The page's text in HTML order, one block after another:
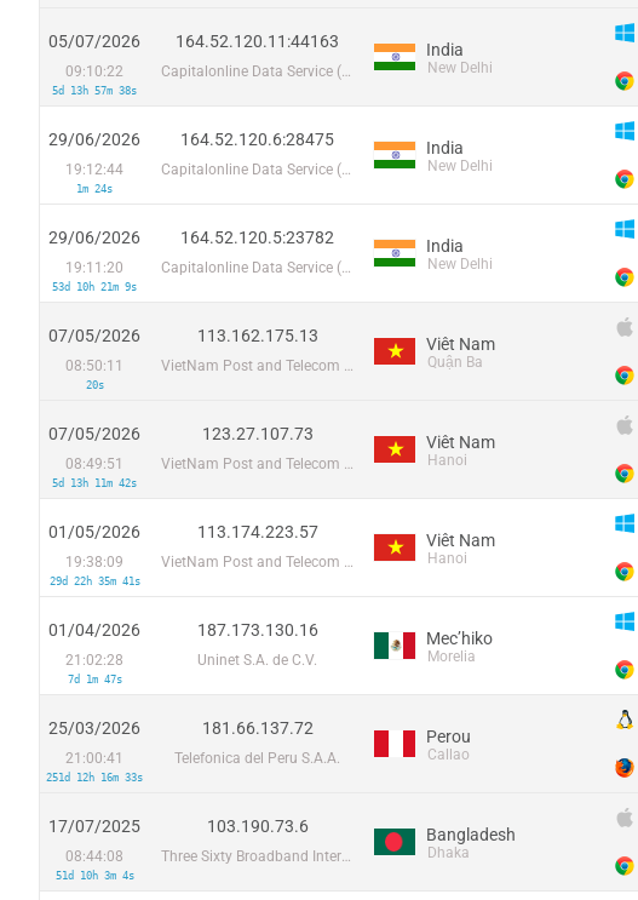
05/07/2026
09:10:22
5d 13h 57m 38s
164.52.120.11:44163
Capitalonline Data Service (HK) Co
India
New Delhi
29/06/2026
19:12:44
1m 24s
164.52.120.6:28475
Capitalonline Data Service (HK) Co
India
New Delhi
29/06/2026
19:11:20
53d 10h 21m 9s
164.52.120.5:23782
Capitalonline Data Service (HK) Co
India
New Delhi
07/05/2026
08:50:11
20s
113.162.175.13
VietNam Post and Telecom Corporation
Viêt Nam
Quận Ba
07/05/2026
08:49:51
5d 13h 11m 42s
123.27.107.73
VietNam Post and Telecom Corporation
Viêt Nam
Hanoi
01/05/2026
19:38:09
29d 22h 35m 41s
113.174.223.57
VietNam Post and Telecom Corporation
Viêt Nam
Hanoi
01/04/2026
21:02:28
7d 1m 47s
187.173.130.16
Uninet S.A. de C.V.
Mecʼhiko
Morelia
25/03/2026
21:00:41
251d 12h 16m 33s
181.66.137.72
Telefonica del Peru S.A.A.
Perou
Callao
17/07/2025
08:44:08
51d 10h 3m 4s
103.190.73.6
Three Sixty Broadband Internet Service
Bangladesh
Dhaka